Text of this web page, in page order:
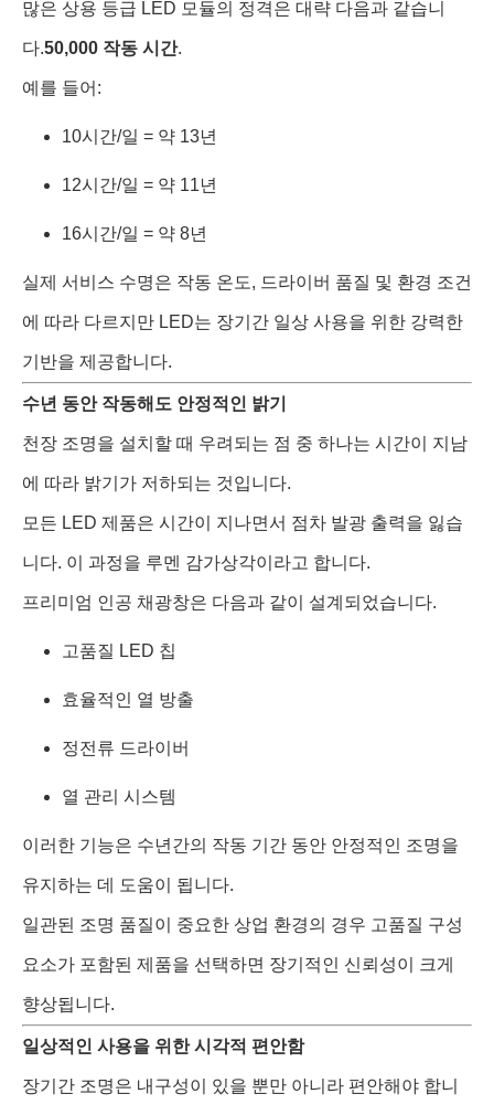
많은 상용 등급 LED 모듈의 정격은 대략 다음과 같습니
다.50,000 작동 시간.
예를 들어:
10시간/일 = 약 13년
12시간/일 = 약 11년
16시간/일 = 약 8년
실제 서비스 수명은 작동 온도, 드라이버 품질 및 환경 조건
에 따라 다르지만 LED는 장기간 일상 사용을 위한 강력한
기반을 제공합니다.
수년 동안 작동해도 안정적인 밝기
천장 조명을 설치할 때 우려되는 점 중 하나는 시간이 지남
에 따라 밝기가 저하되는 것입니다.
모든 LED 제품은 시간이 지나면서 점차 발광 출력을 잃습
니다. 이 과정을 루멘 감가상각이라고 합니다.
프리미엄 인공 채광창은 다음과 같이 설계되었습니다.
고품질 LED 칩
효율적인 열 방출
정전류 드라이버
열 관리 시스템
이러한 기능은 수년간의 작동 기간 동안 안정적인 조명을
유지하는 데 도움이 됩니다.
일관된 조명 품질이 중요한 상업 환경의 경우 고품질 구성
요소가 포함된 제품을 선택하면 장기적인 신뢰성이 크게
향상됩니다.
일상적인 사용을 위한 시각적 편안함
장기간 조명은 내구성이 있을 뿐만 아니라 편안해야 합니